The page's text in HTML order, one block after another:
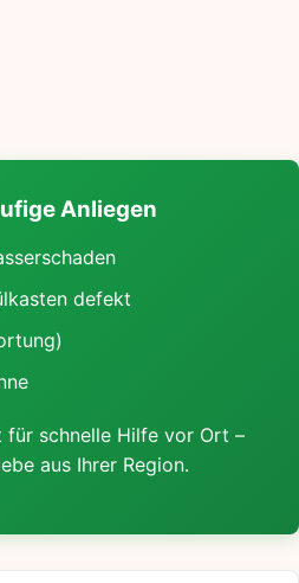
Anliegen
defekt
schnelle Hilfe vor Ort –
aus Ihrer Region.